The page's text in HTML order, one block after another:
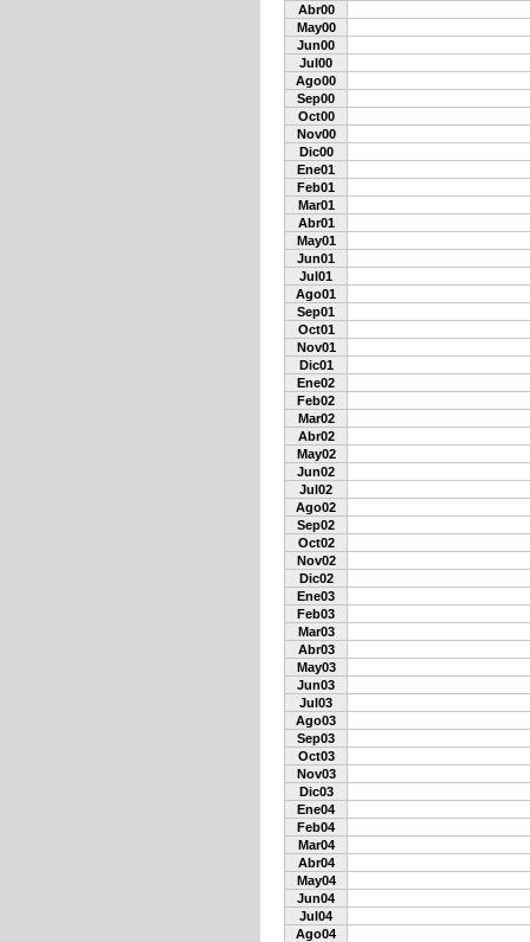
Abr00
May00
Jun00
Jul00
Ago00
Sep00
Oct00
Nov00
Dic00
Ene01
Feb01
Mar01
Abr01
May01
Jun01
Jul01
Ago01
Sep01
Oct01
Nov01
Dic01
Ene02
Feb02
Mar02
Abr02
May02
Jun02
Jul02
Ago02
Sep02
Oct02
Nov02
Dic02
Ene03
Feb03
Mar03
Abr03
May03
Jun03
Jul03
Ago03
Sep03
Oct03
Nov03
Dic03
Ene04
Feb04
Mar04
Abr04
May04
Jun04
Jul04
Ago04